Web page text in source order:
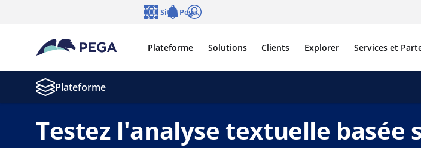
Passer directement au contenu principal
Plateforme Solutions Clients Explorer Services et
Sites Pega
Plateforme
Testez l'analyse textuelle basée